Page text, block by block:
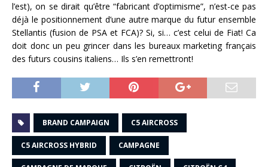
l’est), on se dirait qu’être “fabricant d’optimisme”, n’est-ce pas
déjà le positionnement d’une autre marque du futur ensemble
Stellantis (fusion de PSA et FCA)? Si, si… c’est celui de Fiat! Ca
doit donc un peu grincer dans les bureaux marketing français
des futurs cousins italiens… Ils s’en remettront!
BRAND CAMPAIGN C5 AIRCROSS
C5 AIRCROSS HYBRID CAMPAGNE